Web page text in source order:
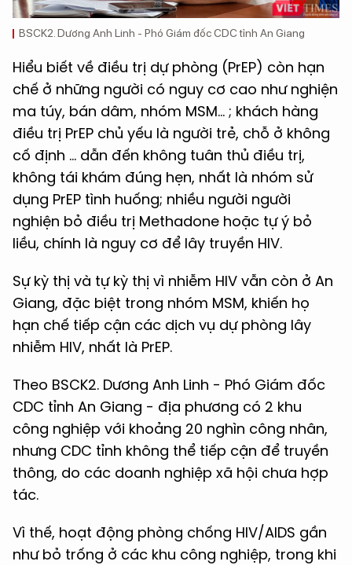
BSCK2. Dương Anh Linh - Phó Giám đốc CDC tỉnh An Giang
Hiểu biết về điều trị dự phòng (PrEP) còn hạn
chế ở những người có nguy cơ cao như nghiện
ma túy, bán dâm, nhóm MSM… ; khách hàng
điều trị PrEP chủ yếu là người trẻ, chỗ ở không
cố định … dẫn đến không tuân thủ điều trị,
không tái khám đúng hẹn, nhất là nhóm sử
dụng PrEP tình huống; nhiều người người
nghiện bỏ điều trị Methadone hoặc tự ý bỏ
liều, chính là nguy cơ để lây truyền HIV.
Sự kỳ thị và tự kỳ thị vì nhiễm HIV vẫn còn ở An
Giang, đặc biệt trong nhóm MSM, khiến họ
hạn chế tiếp cận các dịch vụ dự phòng lây
nhiễm HIV, nhất là PrEP.
Theo BSCK2. Dương Anh Linh - Phó Giám đốc
CDC tỉnh An Giang - địa phương có 2 khu
công nghiệp với khoảng 20 nghìn công nhân,
nhưng CDC tỉnh không thể tiếp cận để truyền
thông, do các doanh nghiệp xã hội chưa hợp
tác.
Vì thế, hoạt động phòng chống HIV/AIDS gần
như bỏ trống ở các khu công nghiệp, trong khi